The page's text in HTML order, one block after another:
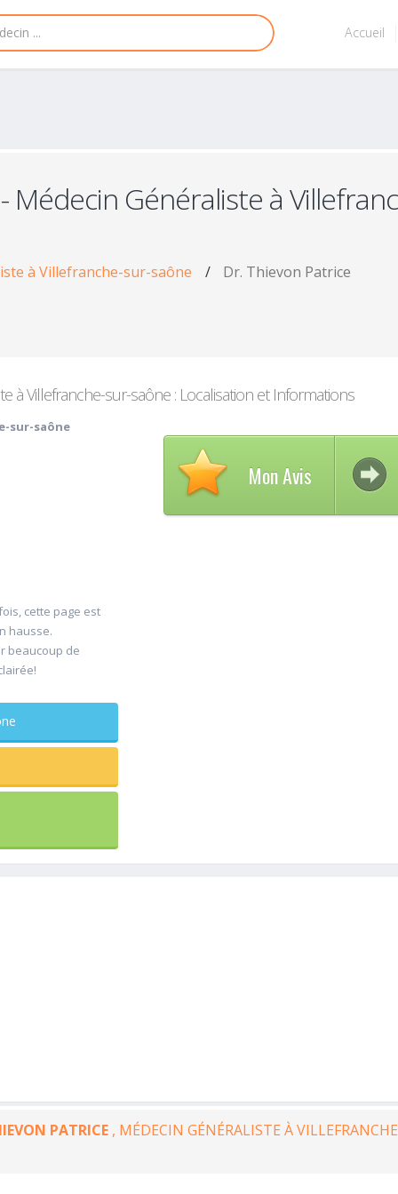
Accueil
Médecin Généraliste à
à Villefranche-sur-saône / Dr. Thievon Patrice
à Villefranche-sur-saône : Localisation et Informations
sur-saône
cette page est
hausse.
beaucoup de
Mon Avis
PATRICE , MÉDECIN GÉNÉRALISTE À